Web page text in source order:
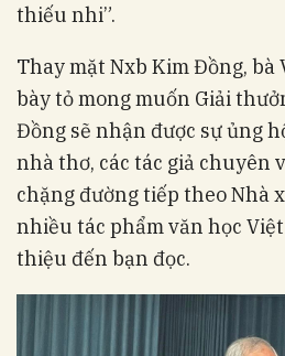
thiếu nhi”.
Thay mặt Nxb Kim Đồng,
bày tỏ mong muốn Giải
Đồng sẽ nhận được sự ủng
nhà thơ, các tác giả chuyên
chặng đường tiếp theo Nhà
nhiều tác phẩm văn học
thiệu đến bạn đọc.